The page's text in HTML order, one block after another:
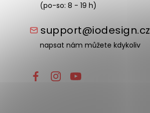
(po-so: 8 - 19 h)
support@iodesign.cz
napsat nám můžete kdykoliv